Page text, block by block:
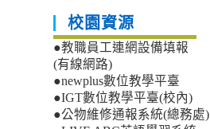
校園資源
●教職員工連網設備填報
(有線網路)
●newplus數位教學平臺
●IGT數位教學平臺(校內)
●公物維修通報系統(總務處)